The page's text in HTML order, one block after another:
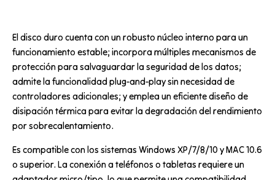
El disco duro cuenta con un robusto núcleo interno para un
funcionamiento estable; incorpora múltiples mecanismos de
protección para salvaguardar la seguridad de los datos;
admite la funcionalidad plug-and-play sin necesidad de
controladores adicionales; y emplea un eficiente diseño de
disipación térmica para evitar la degradación del rendimiento
por sobrecalentamiento.
Es compatible con los sistemas Windows XP/7/8/10 y MAC 10.6
o superior. La conexión a teléfonos o tabletas requiere un